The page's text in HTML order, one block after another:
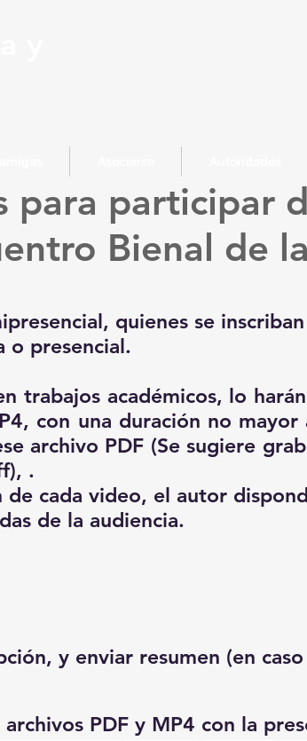
para participar
Bienal de
quienes se
o presencial.
trabajos académicos, lo
con una duración no
archivo PDF (Se sugiere
.
cada video, el autor
de la audiencia.
y enviar resumen (en
PDF y MP4 con la